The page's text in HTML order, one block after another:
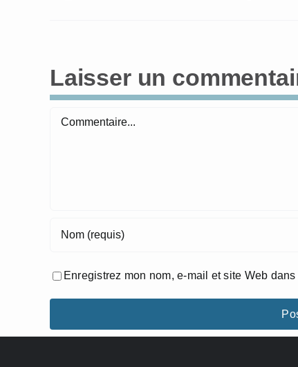
Laisser un
Commentaire
Enregistrez mon nom, e-mail et site Web